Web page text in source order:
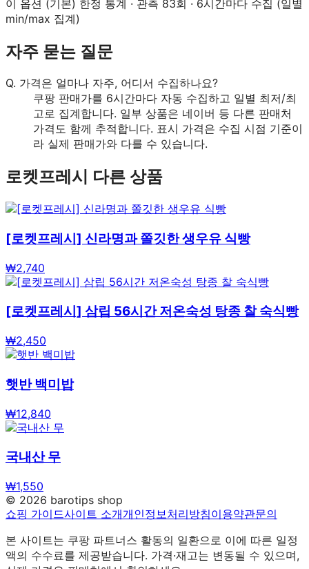
이 옵션 (기본) 한정 통계 · 관측 83회 · 6시간마다 수집 (일별
min/max 집계)
자주 묻는 질문
Q. 가격은 얼마나 자주, 어디서 수집하나요?
쿠팡 판매가를 6시간마다 자동 수집하고 일별 최저/최
고로 집계합니다. 일부 상품은 네이버 등 다른 판매처
가격도 함께 추적합니다. 표시 가격은 수집 시점 기준이
라 실제 판매가와 다를 수 있습니다.
로켓프레시 다른 상품
[로켓프레시] 신라명과 쫄깃한 생우유 식빵
₩2,740
[로켓프레시] 삼립 56시간 저온숙성 탕종 찰 숙식빵
₩2,450
햇반 백미밥
₩12,840
국내산 무
₩1,550
© 2026 barotips shop
쇼핑 가이드사이트 소개개인정보처리방침이용약관문의
본 사이트는 쿠팡 파트너스 활동의 일환으로 이에 따른 일정
액의 수수료를 제공받습니다. 가격·재고는 변동될 수 있으며,